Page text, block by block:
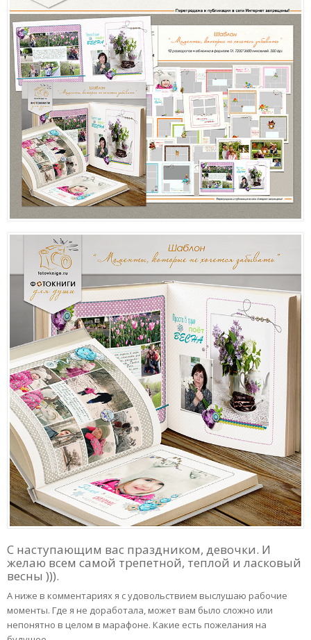
С наступающим вас праздником, девочки. И
желаю всем самой трепетной, теплой и ласковый
весны ))).
А ниже в комментариях я с удовольствием выслушаю рабочие
моменты. Где я не доработала, может вам было сложно или
непонятно в целом в марафоне. Какие есть пожелания на